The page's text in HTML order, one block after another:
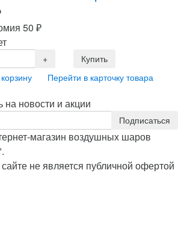
50 ₽
Перейти в карточку товара
новости и акции
магазин воздушных шаров
не является публичной офертой